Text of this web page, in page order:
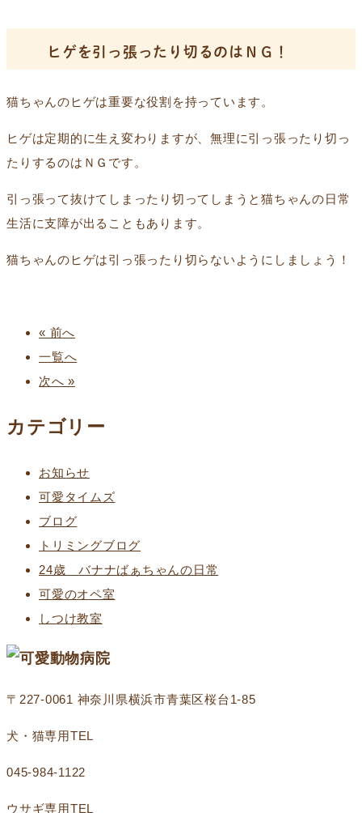
ヒゲを引っ張ったり切るのはＮＧ！
猫ちゃんのヒゲは重要な役割を持っています。
ヒゲは定期的に生え変わりますが、無理に引っ張ったり切っ
たりするのはＮＧです。
引っ張って抜けてしまったり切ってしまうと猫ちゃんの日常
生活に支障が出ることもあります。
猫ちゃんのヒゲは引っ張ったり切らないようにしましょう！
« 前へ
一覧へ
次へ »
カテゴリー
お知らせ
可愛タイムズ
ブログ
トリミングブログ
24歳 バナナばぁちゃんの日常
可愛のオペ室
しつけ教室
〒227-0061 神奈川県横浜市青葉区桜台1‐85
犬・猫専用TEL
045-984-1122
ウサギ専用TEL